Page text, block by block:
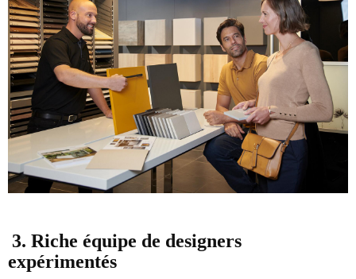
3. Riche équipe de designers
expérimentés